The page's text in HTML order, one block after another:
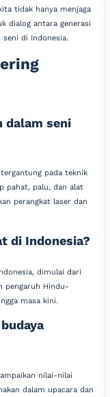
tidak hanya menjaga
dialog antara generasi
seni di Indonesia.
dalam seni
pada teknik
pahat, palu, dan alat
perangkat laser dan
di Indonesia?
dimulai dari
pengaruh Hindu-
masa kini.
nilai-nilai
dalam upacara dan